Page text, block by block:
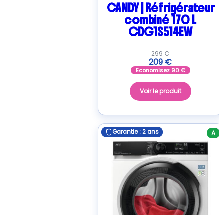
CANDY | Réfrigérateur
combiné 170 L
CDG1S514EW
299€
209 €
Economisez 90€
Voir le produit
A
Garantie : 2 ans
Garantie : 2 ans